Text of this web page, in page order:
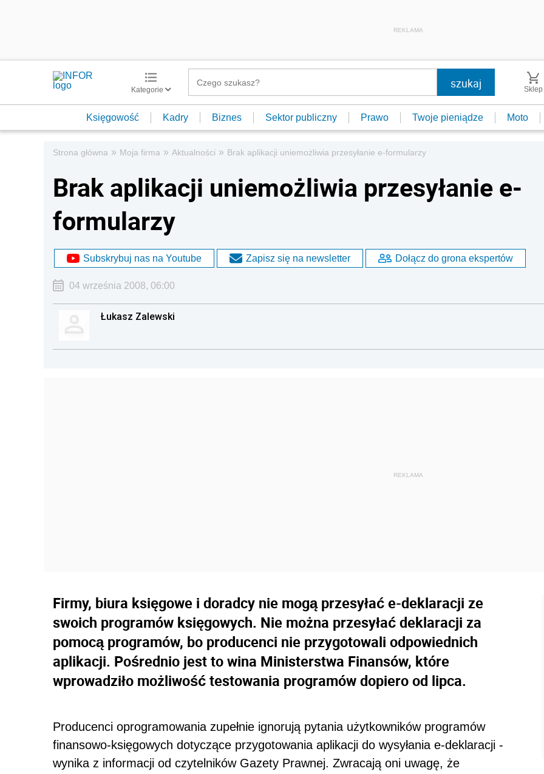
REKLAMA
Kategorie Sklep
Księgowość Kadry Biznes Sektor publiczny Prawo Twoje pieniądze Moto
Strona główna » Moja firma » Aktualności » Brak aplikacji uniemożliwia przesyłanie e-formularzy
Brak aplikacji uniemożliwia przesyłanie e-
formularzy
Subskrybuj nas na Youtube Zapisz się na newsletter Dołącz do grona ekspertów
04 września 2008, 06:00
Łukasz Zalewski
Firmy, biura księgowe i doradcy nie mogą przesyłać e-deklaracji ze
swoich programów księgowych. Nie można przesyłać deklaracji za
pomocą programów, bo producenci nie przygotowali odpowiednich
aplikacji. Pośrednio jest to wina Ministerstwa Finansów, które
wprowadziło możliwość testowania programów dopiero od lipca.
Producenci oprogramowania zupełnie ignorują pytania użytkowników programów
finansowo-księgowych dotyczące przygotowania aplikacji do wysyłania e-deklaracji -
wynika z informacji od czytelników Gazety Prawnej. Zwracają oni uwagę, że